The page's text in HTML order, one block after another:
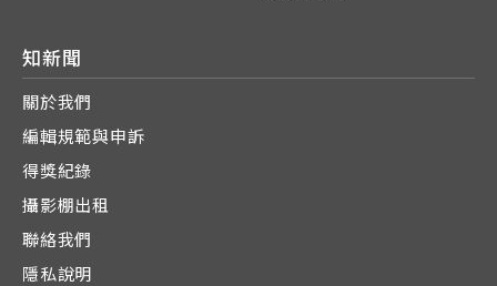
知新聞
關於我們
編輯規範與申訴
得獎紀錄
攝影棚出租
聯絡我們
隱私說明